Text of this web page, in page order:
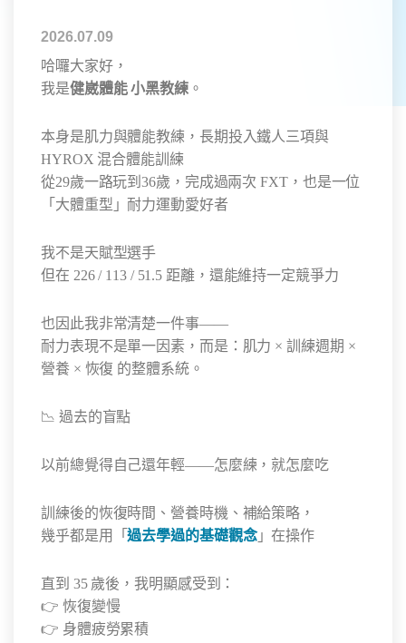
2026.07.09
哈囉大家好，
我是健崴體能 小黑教練。
本身是肌力與體能教練，長期投入鐵人三項與
HYROX 混合體能訓練
從29歲一路玩到36歲，完成過兩次 FXT，也是一位
「大體重型」耐力運動愛好者
我不是天賦型選手
但在 226 / 113 / 51.5 距離，還能維持一定競爭力
也因此我非常清楚一件事——
耐力表現不是單一因素，而是：肌力 × 訓練週期 ×
營養 × 恢復 的整體系統。
📉 過去的盲點
以前總覺得自己還年輕——怎麼練，就怎麼吃
訓練後的恢復時間、營養時機、補給策略，
幾乎都是用「過去學過的基礎觀念」在操作
直到 35 歲後，我明顯感受到：
👉 恢復變慢
👉 身體疲勞累積